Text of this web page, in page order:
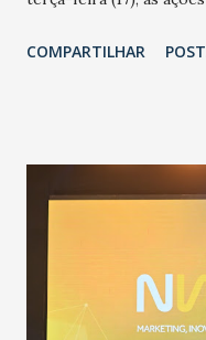
adotadas pelo Governo
população suspeita e
públicos e domiciliares.
epidemia comum,
aumento de casos de
de uma epidemia com
COMPARTILHAR